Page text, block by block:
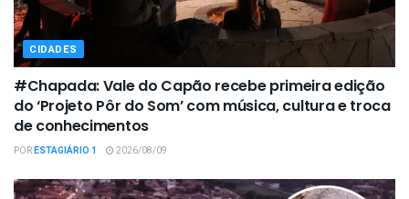
CIDADES
#Chapada: Vale do Capão recebe primeira edição
do ‘Projeto Pôr do Som’ com música, cultura e troca
de conhecimentos
PORESTAGIÁRIO 1 2026/08/09